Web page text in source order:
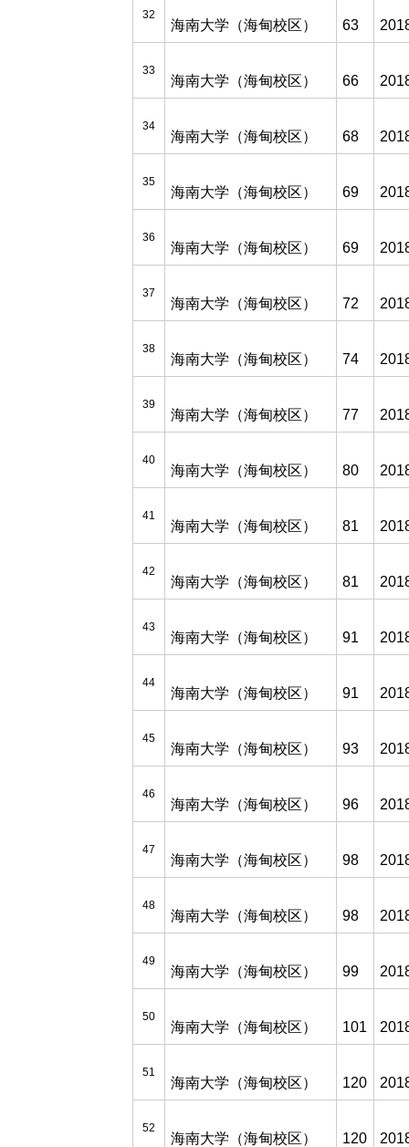
32
海南大学（海甸校区） 63
33
海南大学（海甸校区） 66
34
海南大学（海甸校区） 68
35
海南大学（海甸校区） 69
36
海南大学（海甸校区） 69
37
海南大学（海甸校区） 72
38
海南大学（海甸校区） 74
39
海南大学（海甸校区） 77
40
海南大学（海甸校区） 80
41
海南大学（海甸校区） 81
42
海南大学（海甸校区） 81
43
海南大学（海甸校区） 91
44
海南大学（海甸校区） 91
45
海南大学（海甸校区） 93
46
海南大学（海甸校区） 96
47
海南大学（海甸校区） 98
48
海南大学（海甸校区） 98
49
海南大学（海甸校区） 99
50
海南大学（海甸校区） 101
51
海南大学（海甸校区） 120
52
海南大学（海甸校区） 120